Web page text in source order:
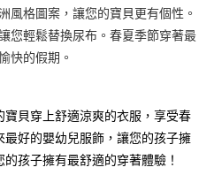
)免運費
風格圖案，讓您的寶貝更有個性。
您輕鬆替換尿布。春夏季節穿著最
快的假期。
貝穿上舒適涼爽的衣服，享受春
好的嬰幼兒服飾，讓您的孩子擁
孩子擁有最舒適的穿著體驗！